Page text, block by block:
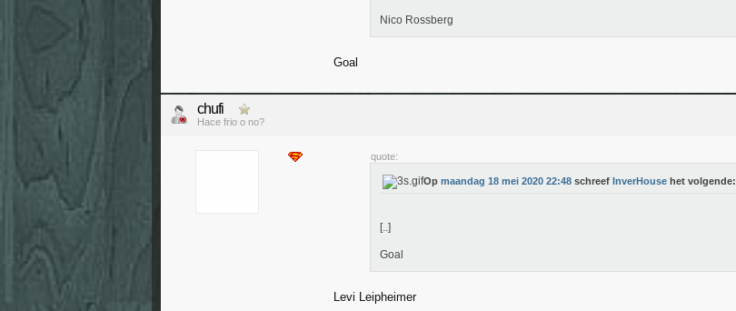
Nico Rossberg
Goal
chufi
Hace frio o no?
quote:
Op maandag 18 mei 2020 22:48 schreef InverHouse het volgende:
[..]
Goal
Levi Leipheimer